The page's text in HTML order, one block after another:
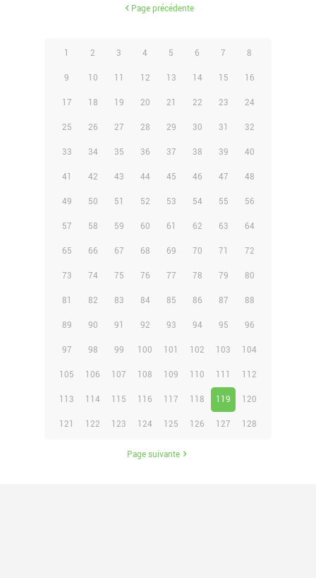
Page précédente
1 2 3 4 5 6 7 8
9 10 11 12 13 14 15 16
17 18 19 20 21 22 23 24
25 26 27 28 29 30 31 32
33 34 35 36 37 38 39 40
41 42 43 44 45 46 47 48
49 50 51 52 53 54 55 56
57 58 59 60 61 62 63 64
65 66 67 68 69 70 71 72
73 74 75 76 77 78 79 80
81 82 83 84 85 86 87 88
89 90 91 92 93 94 95 96
97 98 99 100 101 102 103 104
105 106 107 108 109 110 111 112
113 114 115 116 117 118 119 120
121 122 123 124 125 126 127 128
Page suivante